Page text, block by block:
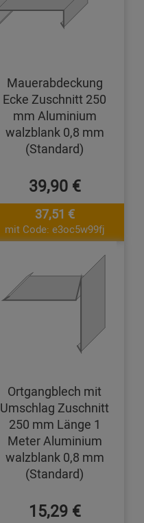
Mauerabdeckung
Ecke Zuschnitt 250
mm Aluminium
walzblank 0,8 mm
(Standard)
39,90 €
37,51 €
mit Code: e3oc5w99fj
Ortgangblech mit
Umschlag Zuschnitt
250 mm Länge 1
Meter Aluminium
walzblank 0,8 mm
(Standard)
15,29 €